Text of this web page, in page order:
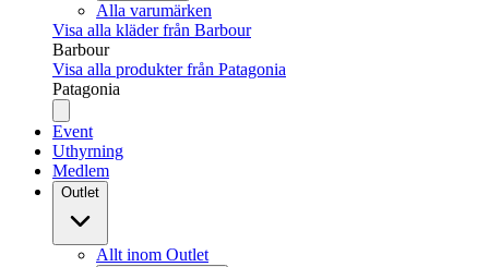
Alla varumärken
Visa alla kläder från Barbour
Barbour
Visa alla produkter från Patagonia
Patagonia
Event
Uthyrning
Medlem
Outlet
Allt inom Outlet